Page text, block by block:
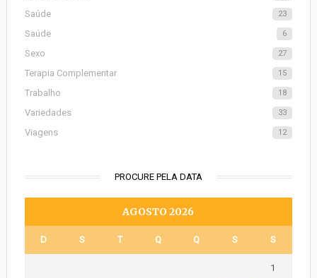
Saúde 23
Saúde 6
Sexo 27
Terapia Complementar 15
Trabalho 18
Variedades 33
Viagens 12
PROCURE PELA DATA
AGOSTO 2026
D S T Q Q S S
1